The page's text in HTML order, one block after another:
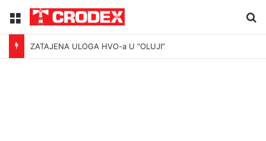
Menu
ZATAJENA ULOGA HVO-a U “OLUJI”